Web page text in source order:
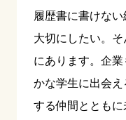
履歴書に書けな
大切にしたい。
にあります。企業
かな学生に出会
する仲間とともに